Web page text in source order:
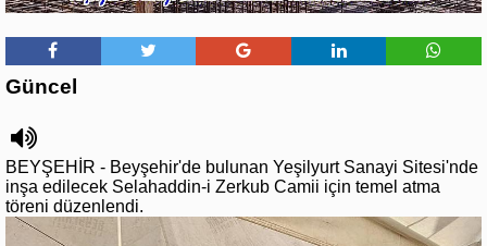
Güncel
BEYŞEHİR - Beyşehir'de bulunan Yeşilyurt Sanayi Sitesi'nde
inşa edilecek Selahaddin-i Zerkub Camii için temel atma
töreni düzenlendi.